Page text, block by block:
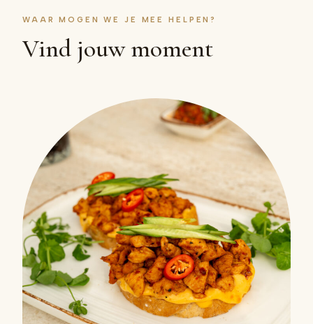
WAAR MOGEN WE JE MEE HELPEN?
Vind jouw moment